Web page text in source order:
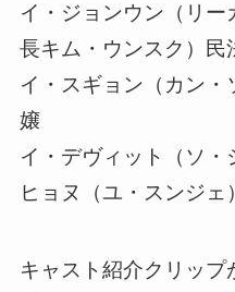
イ・ジョンウン（リ
長キム・ウンスク）民
イ・スギョン（カン
嬢
イ・デヴィット（ソ・
ヒョヌ（ユ・スンジ
キャスト紹介クリップ